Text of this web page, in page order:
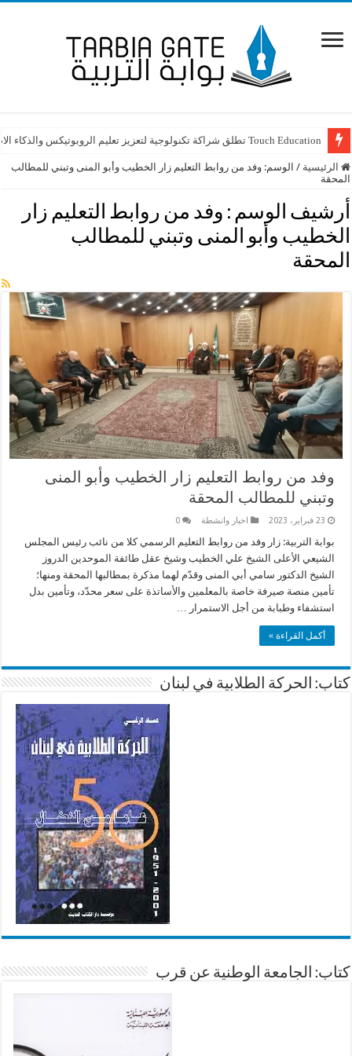
Touch Education تطلق شراكة تكنولوجية لتعزيز تعليم الروبوتيكس والذكاء الاصطناعي STEAM في لبنان
الرئيسية / الوسم:وفد من روابط التعليم زار الخطيب وأبو المنى وتبني للمطالب
المحقة
أرشيف الوسم : وفد من روابط التعليم زار
الخطيب وأبو المنى وتبني للمطالب
المحقة
وفد من روابط التعليم زار الخطيب وأبو المنى
وتبني للمطالب المحقة
23 فبراير، 2023 اخبار وانشطة 0
بوابة التربية: زار وفد من روابط التعليم الرسمي كلا من نائب رئيس المجلس
الشيعي الأعلى الشيخ علي الخطيب وشيخ عقل طائفة الموحدين الدروز
الشيخ الدكتور سامي أبي المنى وقدّم لهما مذكرة بمطالبها المحقة ومنها؛
تأمين منصة صيرفة خاصة بالمعلمين والأساتذة على سعر محدّد، وتأمين بدل
استشفاء وطبابة من أجل الاستمرار …
أكمل القراءة »
كتاب: الحركة الطلابية في لبنان
كتاب: الجامعة الوطنية عن قرب